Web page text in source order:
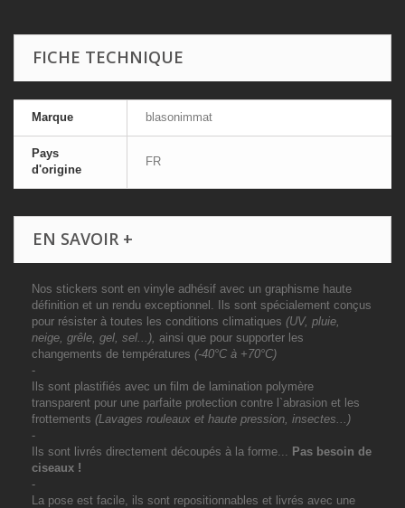
FICHE TECHNIQUE
Marque blasonimmat
Pays
d'origine
FR
EN SAVOIR +
Nos stickers sont en vinyle adhésif avec un graphisme haute
définition et un rendu exceptionnel. Ils sont spécialement conçus
pour résister à toutes les conditions climatiques (UV, pluie,
neige, grêle, gel, sel...), ainsi que pour supporter les
changements de températures (-40°C à +70°C)
-
Ils sont plastifiés avec un film de lamination polymère
transparent pour une parfaite protection contre l`abrasion et les
frottements (Lavages rouleaux et haute pression, insectes...)
-
Ils sont livrés directement découpés à la forme... Pas besoin de
ciseaux !
-
La pose est facile, ils sont repositionnables et livrés avec une